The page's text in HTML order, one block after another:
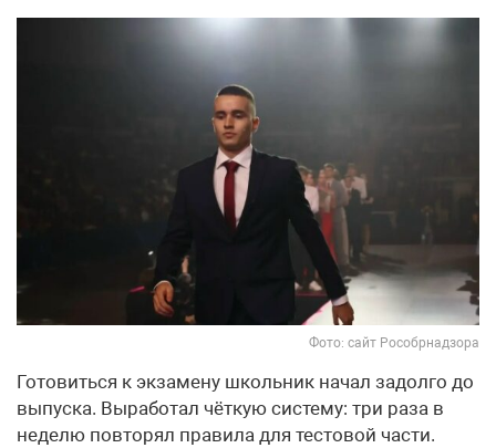
Фото: сайт Рособрнадзора
Готовиться к экзамену школьник начал задолго до
выпуска. Выработал чёткую систему: три раза в
неделю повторял правила для тестовой части.